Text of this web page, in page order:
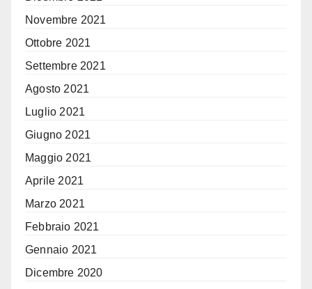
Novembre 2021
Ottobre 2021
Settembre 2021
Agosto 2021
Luglio 2021
Giugno 2021
Maggio 2021
Aprile 2021
Marzo 2021
Febbraio 2021
Gennaio 2021
Dicembre 2020